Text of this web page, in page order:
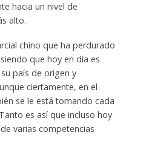
hacia un nivel de
alto.
chino que ha perdurado
que hoy en día es
país de origen y
ciertamente, en el
se le está tomando cada
es así que incluso hoy
varias competencias